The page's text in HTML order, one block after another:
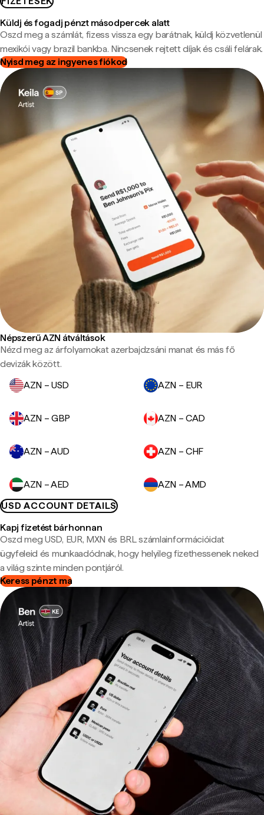
Küldj és fogadj pénzt másodpercek alatt
Oszd meg a számlát, fizess vissza egy barátnak, küldj közvetlenül
mexikói vagy brazil bankba. Nincsenek rejtett díjak és csáli felárak.
Nyisd meg az ingyenes fiókod
Népszerű AZN átváltások
Nézd meg az árfolyamokat azerbajdzsáni manat és más fő
devizák között.
AZN – USD
AZN – EUR
AZN – GBP AZN – CAD
AZN – AUD AZN – CHF
AZN – AED
AZN – AMD
USD ACCOUNT DETAILS
Kapj fizetést bárhonnan
Oszd meg USD, EUR, MXN és BRL számlainformációidat
ügyfeleid és munkaadódnak, hogy helyileg fizethessenek neked
a világ szinte minden pontjáról.
Keress pénzt ma